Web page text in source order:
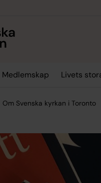
Medlemskap Livets
Om Svenska kyrkan i Toronto